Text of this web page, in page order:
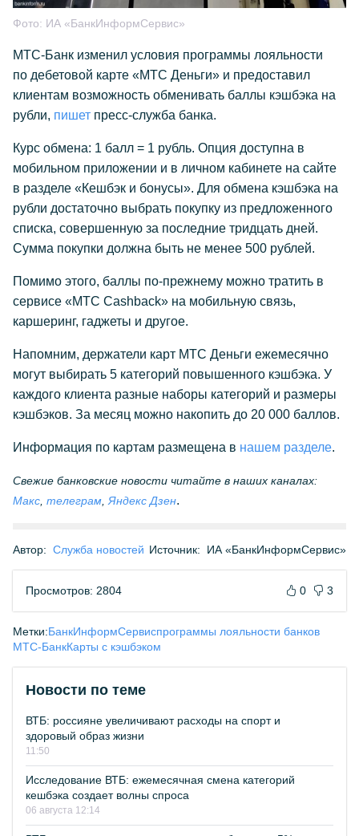
Фото: ИА «БанкИнформСервис»
МТС-Банк изменил условия программы лояльности
по дебетовой карте «МТС Деньги» и предоставил
клиентам возможность обменивать баллы кэшбэка на
рубли, пишет пресс-служба банка.
Курс обмена: 1 балл = 1 рубль. Опция доступна в
мобильном приложении и в личном кабинете на сайте
в разделе «Кешбэк и бонусы». Для обмена кэшбэка на
рубли достаточно выбрать покупку из предложенного
списка, совершенную за последние тридцать дней.
Сумма покупки должна быть не менее 500 рублей.
Помимо этого, баллы по-прежнему можно тратить в
сервисе «МТС Cashback» на мобильную связь,
каршеринг, гаджеты и другое.
Напомним, держатели карт МТС Деньги ежемесячно
могут выбирать 5 категорий повышенного кэшбэка. У
каждого клиента разные наборы категорий и размеры
кэшбэков. За месяц можно накопить до 20 000 баллов.
Информация по картам размещена в нашем разделе.
Свежие банковские новости читайте в наших каналах:
Макс телеграм Яндекс Дзен.
Автор: Служба новостей Источник: ИА «БанкИнформСервис»
Просмотров: 2804 0 3
Метки:БанкИнформСервиспрограммы лояльности банков
МТС-БанкКарты с кэшбэком
Новости по теме
ВТБ: россияне увеличивают расходы на спорт и
здоровый образ жизни
11:50
Исследование ВТБ: ежемесячная смена категорий
кешбэка создает волны спроса
06 августа 12:14